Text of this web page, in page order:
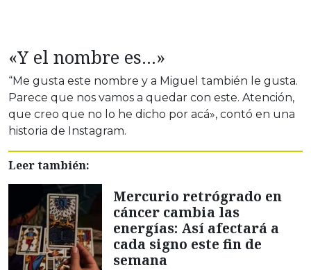
«Y el nombre es…»
“Me gusta este nombre y a Miguel también le gusta.
Parece que nos vamos a quedar con este. Atención,
que creo que no lo he dicho por acá», contó en una
historia de Instagram.
Leer también:
Mercurio retrógrado en
cáncer cambia las
energías: Así afectará a
cada signo este fin de
semana